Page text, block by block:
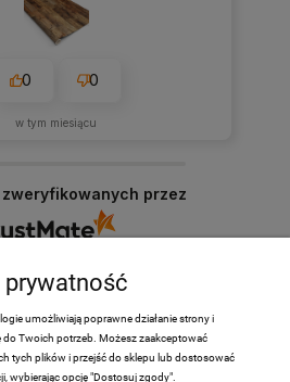
0 0
w tym miesiącu
przez
PRODUKTY
prywatność
umożliwiają poprawne działanie strony i
Twoich potrzeb. Możesz zaakceptować
tych plików i przejść do sklepu lub dostosować
wybierając opcję "Dostosuj zgody".